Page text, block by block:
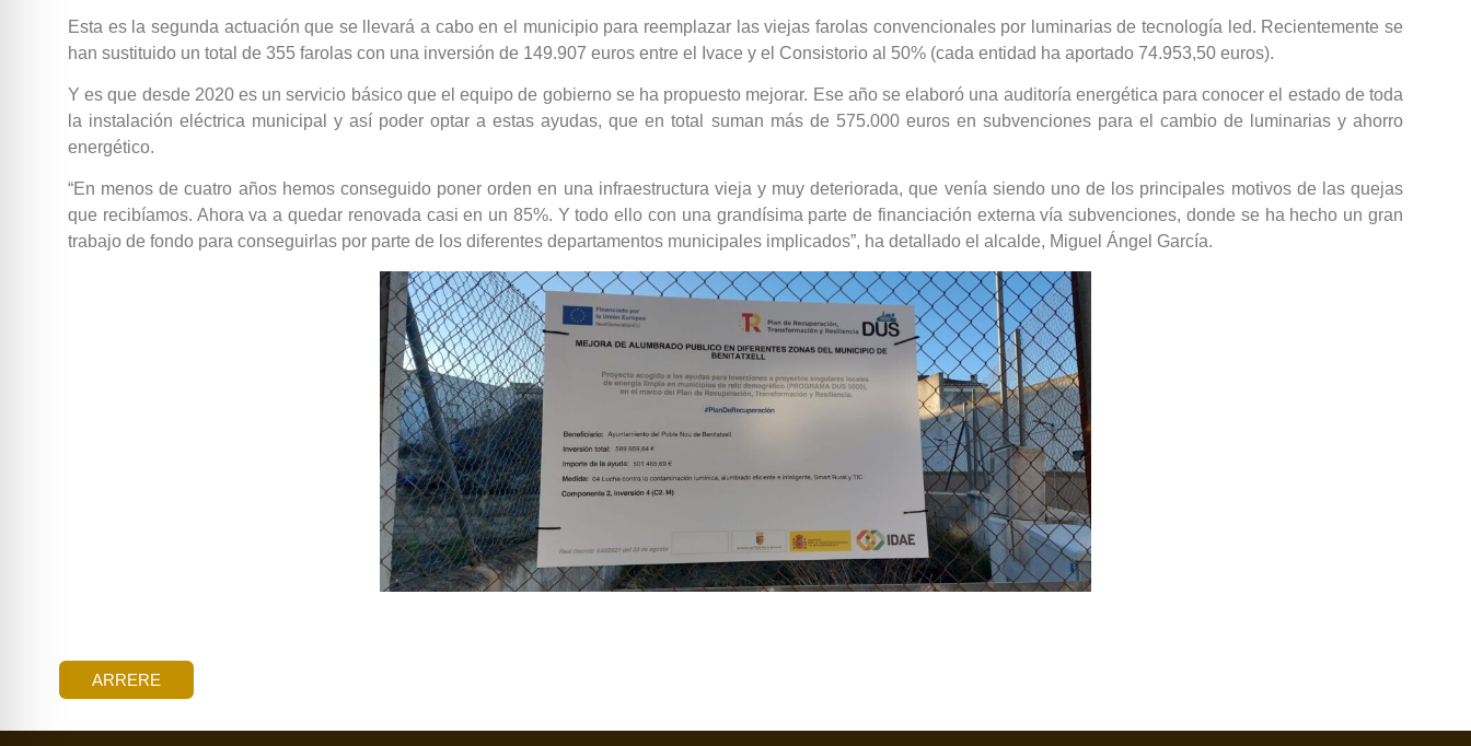
Esta es la segunda actuación que se llevará a cabo en el municipio para reemplazar las viejas farolas convencionales por luminarias de tecnología led. Recientemente se
han sustituido un total de 355 farolas con una inversión de 149.907 euros entre el Ivace y el Consistorio al 50% (cada entidad ha aportado 74.953,50 euros).
Y es que desde 2020 es un servicio básico que el equipo de gobierno se ha propuesto mejorar. Ese año se elaboró una auditoría energética para conocer el estado de toda
la instalación eléctrica municipal y así poder optar a estas ayudas, que en total suman más de 575.000 euros en subvenciones para el cambio de luminarias y ahorro
energético.
“En menos de cuatro años hemos conseguido poner orden en una infraestructura vieja y muy deteriorada, que venía siendo uno de los principales motivos de las quejas
que recibíamos. Ahora va a quedar renovada casi en un 85%. Y todo ello con una grandísima parte de financiación externa vía subvenciones, donde se ha hecho un gran
trabajo de fondo para conseguirlas por parte de los diferentes departamentos municipales implicados”, ha detallado el alcalde, Miguel Ángel García.
ARRERE